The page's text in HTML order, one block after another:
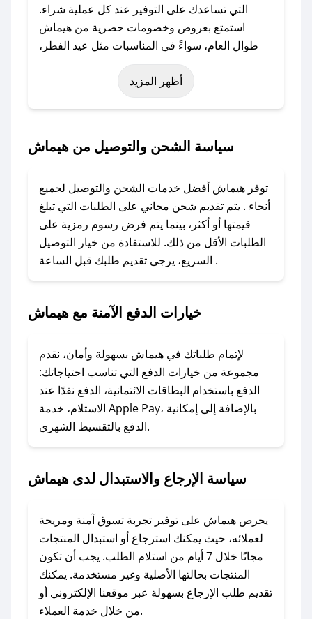
التي تساعدك على التوفير عند كل عملية شراء.
استمتع بعروض وخصومات حصرية من هيماش
طوال العام، سواءً في المناسبات مثل عيد الفطر،
عيد الأضحى، الجمعة البيضاء (شهر نوفمبر)، رمضان،
اليوم الوطني، يوم التأسيس، أو حتى عروض خاصة
باستخدام تطبيق صحصح، يمكنك العثور بسهولة على
تواصل معنا عبر تويتر أو البريد الإلكتروني لإضافته
بسرعة.
### كيفية استخدام كود خصم هيماش؟
1. انسخ كود الخصم من تطبيق صحصح.
2. الصقه في خانة الدفع عند التسوق من هيماش.
### ماذا أفعل إذا لم يعمل كود الخصم؟
الرسائل الخاصة على تويتر أو البريد الإلكتروني،
وسنقوم بحل المشكلة في أسرع وقت ممكن.
### ماذا أفعل إذا لم أجد كود خصم لمتجري
المفضل؟
في حال عدم توفر كوبونات لمتجرك المفضل، يمكنك
أسرع وقت ممكن.
### كيف تحصل على كوبونات خصم حصرية من
هيماش؟
للحصول على كوبونات وخصومات حصرية، قم بما
يلي:
- اضغط على أيقونة متابعة لمتجر هيماش في تطبيق
صحصح.
أظهر المزيد
سياسة الشحن والتوصيل من هيماش
توفر هيماش أفضل خدمات الشحن والتوصيل لجميع
أنحاء . يتم تقديم شحن مجاني على الطلبات التي تبلغ
قيمتها أو أكثر، بينما يتم فرض رسوم رمزية على
الطلبات الأقل من ذلك. للاستفادة من خيار التوصيل
السريع، يرجى تقديم طلبك قبل الساعة .
خيارات الدفع الآمنة مع هيماش
لإتمام طلباتك في هيماش بسهولة وأمان، نقدم
مجموعة من خيارات الدفع التي تناسب احتياجاتك:
الدفع باستخدام البطاقات الائتمانية، الدفع نقدًا عند
الاستلام، خدمة Apple Pay، بالإضافة إلى إمكانية
الدفع بالتقسيط الشهري.
سياسة الإرجاع والاستبدال لدى هيماش
يحرص هيماش على توفير تجربة تسوق آمنة ومريحة
لعملائه، حيث يمكنك استرجاع أو استبدال المنتجات
مجانًا خلال 7 أيام من استلام الطلب. يجب أن تكون
المنتجات بحالتها الأصلية وغير مستخدمة. يمكنك
تقديم طلب الإرجاع بسهولة عبر موقعنا الإلكتروني أو
من خلال خدمة العملاء.